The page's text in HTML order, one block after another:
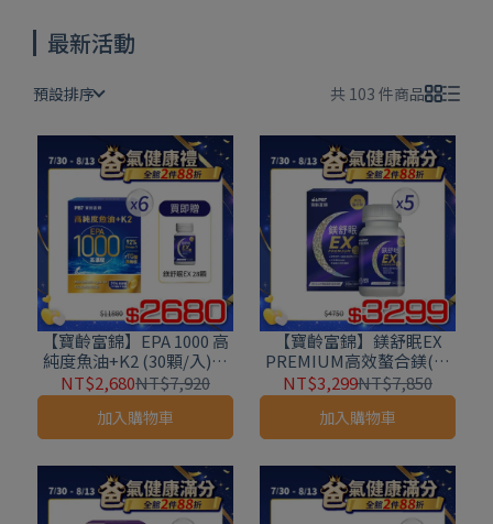
最新活動
預設排序 共 103 件商品
【寶齡富錦】EPA 1000 高
純度魚油+K2 (30顆/入)*6
入組★新品上市★
NT$2,680NT$7,920
加入購物車
【寶齡富錦】鎂舒眠EX
PREMIUM高效螯合鎂(60
粒/盒)*5盒
NT$3,299NT$7,850
加入購物車